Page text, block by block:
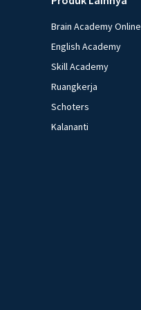
Brain Academy Online
English Academy
Skill Academy
Ruangkerja
Schoters
Kalananti